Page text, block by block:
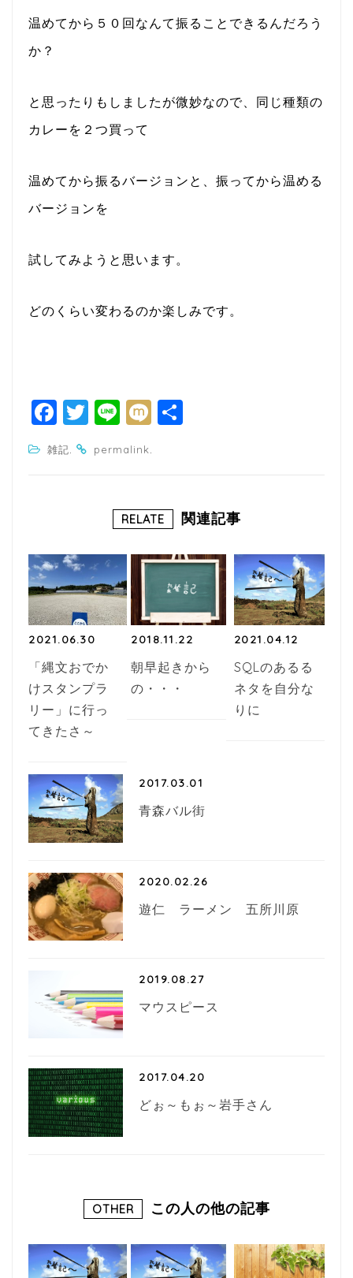
温めてから５０回なんて振ることできるんだろう
か？
と思ったりもしましたが微妙なので、同じ種類の
カレーを２つ買って
温めてから振るバージョンと、振ってから温める
バージョンを
試してみようと思います。
どのくらい変わるのか楽しみです。
F
a
c
o
k
T
itt
Li
n
e
M
雑記. permalink.
RELATE 関連記事
2021.06.30
「縄文おでか
けスタンプラ
リー」に行っ
てきたさ～
2018.11.22
朝早起きから
の・・・
2021.04.12
SQLのあるる
ネタを自分な
りに
2017.03.01
青森バル街
2020.02.26
遊仁 ラーメン 五所川原
2019.08.27
マウスピース
2017.04.20
どぉ～もぉ～岩手さん
OTHER この人の他の記事